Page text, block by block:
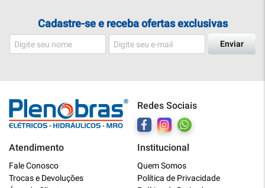
Cadastre-se e receba ofertas exclusivas
Enviar
Redes Sociais
Atendimento
Fale Conosco
Trocas e Devoluções
Institucional
Quem Somos
Política de Privacidade
Online